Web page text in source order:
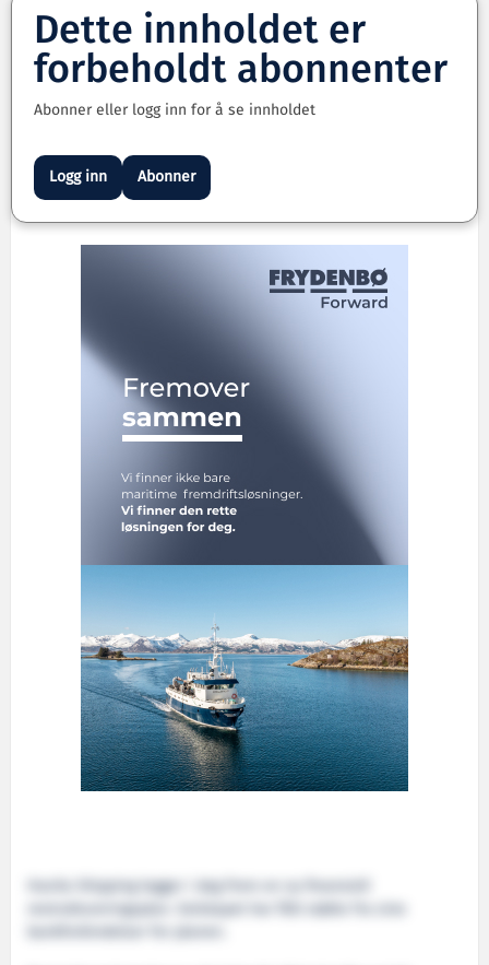
Dette innholdet er
forbeholdt abonnenter
Abonner eller logg inn for å se innholdet
Logg inn Abonner
Havila Shipping legger i dag frem en ny finansiell
restruktureringsplan. Selskapet har fått støtte fra sine